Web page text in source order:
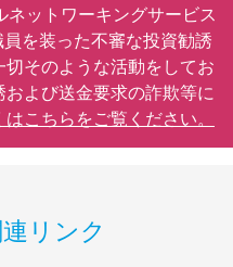
ネットワーキングサービス
員を装った不審な投資勧誘
そのような活動をしてお
よび送金要求の詐欺等に
こちらをご覧ください。
リンク